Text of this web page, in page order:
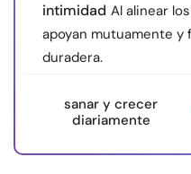
intimidad Al alinear
apoyan mutuamente y
duradera.
sanar y crecer
diariamente